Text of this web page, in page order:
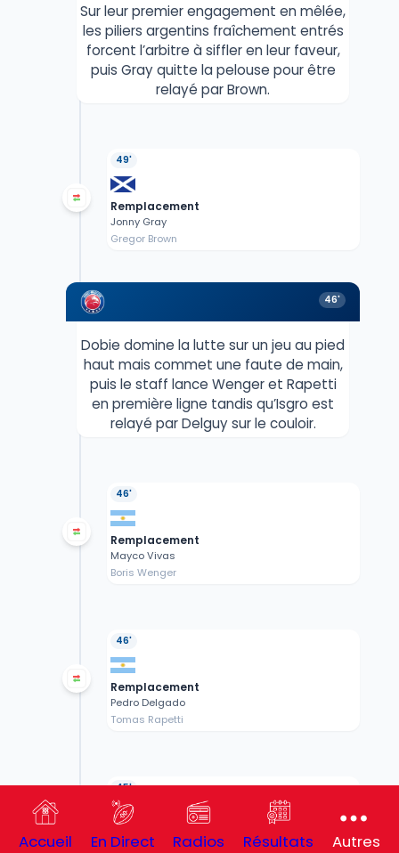
Sur leur premier engagement en mêlée,
les piliers argentins fraîchement entrés
forcent l’arbitre à siffler en leur faveur,
puis Gray quitte la pelouse pour être
relayé par Brown.
49'
Remplacement
Jonny Gray
Gregor Brown
46'
Dobie domine la lutte sur un jeu au pied
haut mais commet une faute de main,
puis le staff lance Wenger et Rapetti
en première ligne tandis qu’Isgro est
relayé par Delguy sur le couloir.
46'
Remplacement
Mayco Vivas
Boris Wenger
46'
Remplacement
Pedro Delgado
Tomas Rapetti
45'
Remplacement
Rodrigo Isgro
Accueil En Direct Radios Résultats Autres